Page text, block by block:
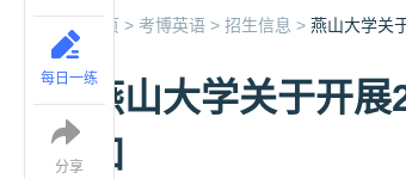
首页 > 考博英语 > 招生信息 > 燕山大学关
燕山大学关于开
知
每日一练
分享